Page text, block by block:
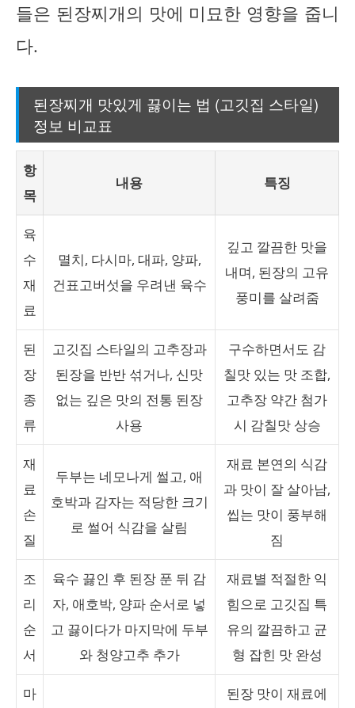
들은 된장찌개의 맛에 미묘한 영향을 줍니
다.
된장찌개 맛있게 끓이는 법 (고깃집 스타일)
정보 비교표
항
목
내용 특징
육
수
재
료
멸치, 다시마, 대파, 양파,
건표고버섯을 우려낸 육수
깊고 깔끔한 맛을
내며, 된장의 고유
풍미를 살려줌
된
장
종
류
고깃집 스타일의 고추장과
된장을 반반 섞거나, 신맛
없는 깊은 맛의 전통 된장
사용
구수하면서도 감
칠맛 있는 맛 조합,
고추장 약간 첨가
시 감칠맛 상승
재
료
손
질
두부는 네모나게 썰고, 애
호박과 감자는 적당한 크기
로 썰어 식감을 살림
재료 본연의 식감
과 맛이 잘 살아남,
씹는 맛이 풍부해
짐
조
리
순
서
육수 끓인 후 된장 푼 뒤 감
자, 애호박, 양파 순서로 넣
고 끓이다가 마지막에 두부
와 청양고추 추가
재료별 적절한 익
힘으로 고깃집 특
유의 깔끔하고 균
형 잡힌 맛 완성
마
된장 맛이 재료에